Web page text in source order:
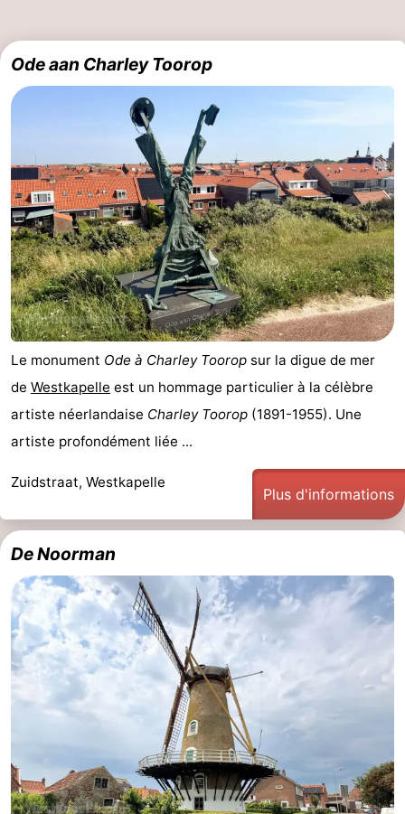
van
Veere
-
Oranjezon
Oostkapelle
Nature
de
Mantelingen
-
Domburg
-
Zoutelande
-
Nature
Walcherse
-
Dishoek
-
Middelburg
Zeeuws-
Vlaanderen
-
Nieuwvliet
-
Sluis
-
Cadzand
-
Nature
Het
Météo
Contact
Ode aan Charley Toorop
Le monument Ode à Charley Toorop sur la digue de mer
de Westkapelle est un hommage particulier à la célèbre
artiste néerlandaise Charley Toorop (1891-1955). Une
artiste profondément liée ...
Zuidstraat, Westkapelle
Plus d'informations
De Noorman